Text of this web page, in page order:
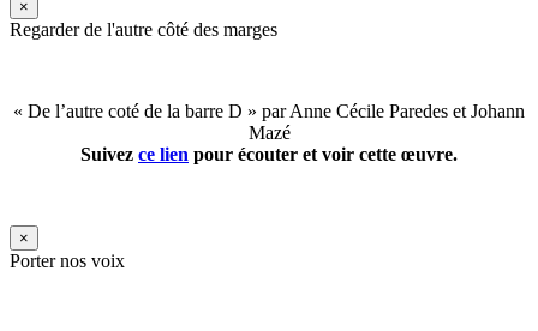
×
Regarder de l'autre côté des marges
« De l’autre coté de la barre D » par Anne Cécile Paredes et Johann
Mazé
Suivez ce lien pour écouter et voir cette œuvre.
×
Porter nos voix